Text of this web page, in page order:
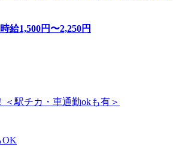
時給1,500円〜2,250円
駅チカ・車通勤okも有＞
OK